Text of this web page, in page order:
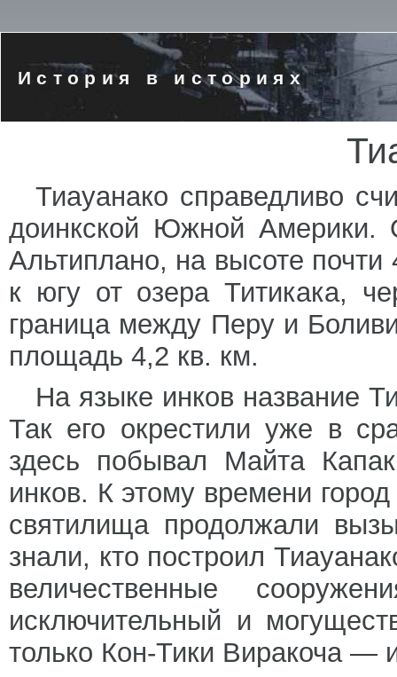
История в историях
Тиауанако справедливо
доинкской Южной Америки.
Альтиплано, на высоте
к югу от озера Титикака,
граница между Перу и
площадь 4,2 кв. км.
На языке инков название
Так его окрестили уже в
здесь побывал Майта
инков. К этому времени
святилища продолжали
знали, кто построил
величественные
исключительный и
только Кон-Тики Виракоча —